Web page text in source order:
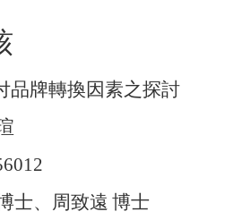
品牌轉換因素之探討
士、周致遠 博士